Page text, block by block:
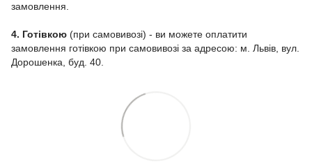
замовлення.
4. Готівкою (при самовивозі) - ви можете оплатити
замовлення готівкою при самовивозі за адресою: м. Львів, вул.
Дорошенка, буд. 40.